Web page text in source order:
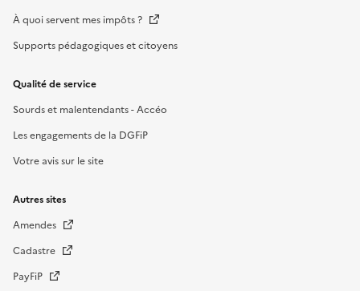
À quoi servent mes impôts ?
Supports pédagogiques et citoyens
Qualité de service
Sourds et malentendants - Accéo
Les engagements de la DGFiP
Votre avis sur le site
Autres sites
Amendes
Cadastre
PayFiP